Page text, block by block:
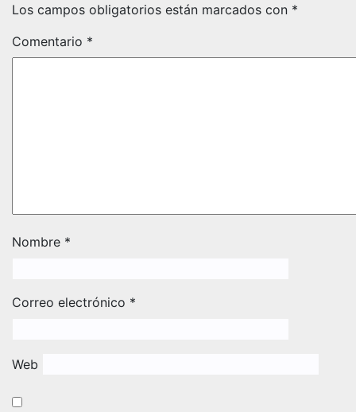
Los campos obligatorios están marcados con *
Comentario *
Nombre *
Correo electrónico *
Web